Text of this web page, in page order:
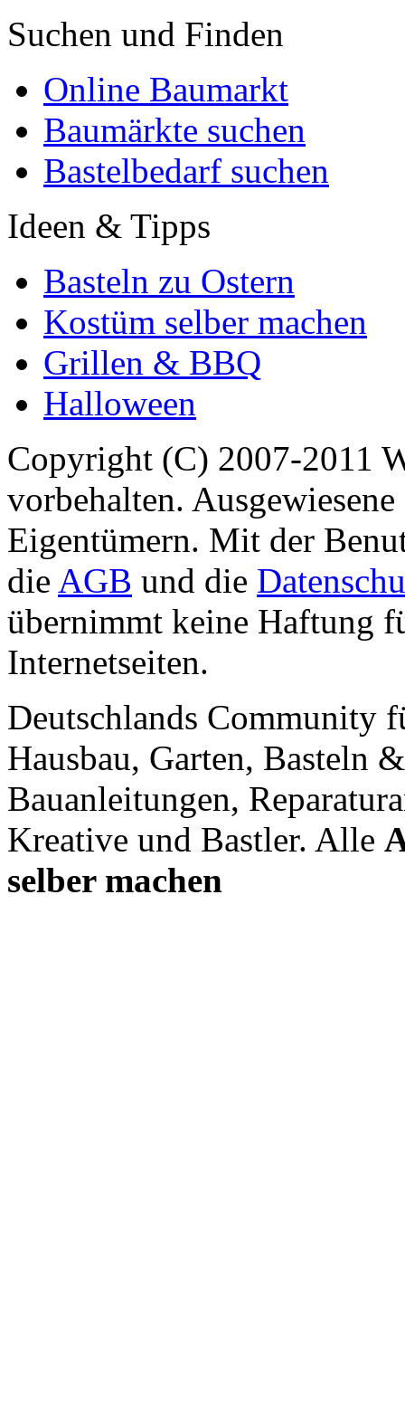
Suchen und Finden
Online Baumarkt
Baumärkte suchen
Bastelbedarf suchen
Ideen & Tipps
Basteln zu Ostern
Kostüm selber machen
Grillen & BBQ
Halloween
Copyright (C) 2007-2011
vorbehalten.
Eigentümern. Mit der
die AGB und die
übernimmt keine Haftung
Internetseiten.
Deutschlands Community
Hausbau, Garten, Basteln
Bauanleitungen,
Kreative und Bastler. Alle
selber machen